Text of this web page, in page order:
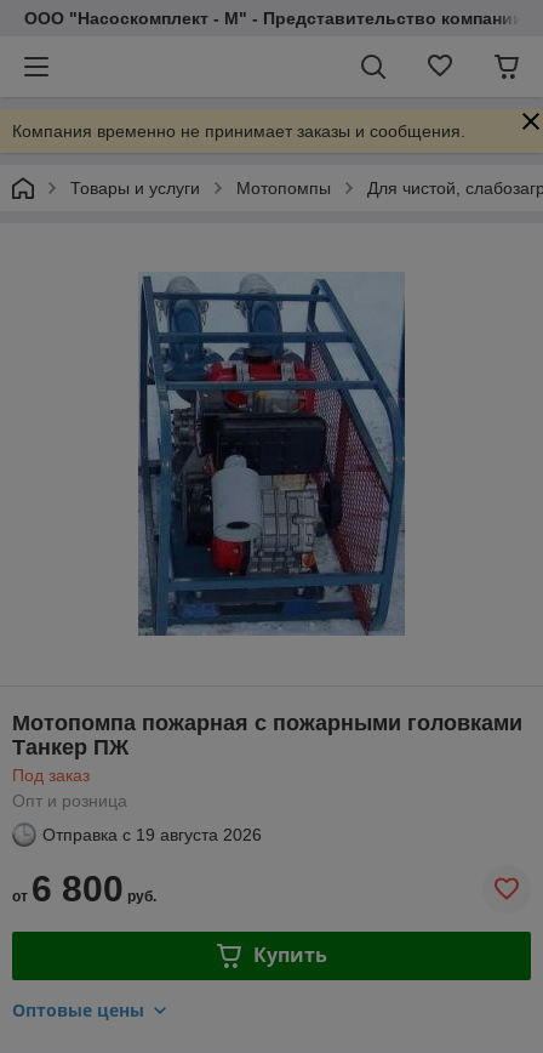
ООО "Насоскомплект - М" - Представительство компании
Компания временно не принимает заказы и сообщения.
Товары и услуги Мотопомпы Для чистой,
Мотопомпа пожарная с пожарными головками
Танкер ПЖ
Под заказ
Опт и розница
Отправка с 19 августа 2026
от 6 800 руб.
Купить
Оптовые цены